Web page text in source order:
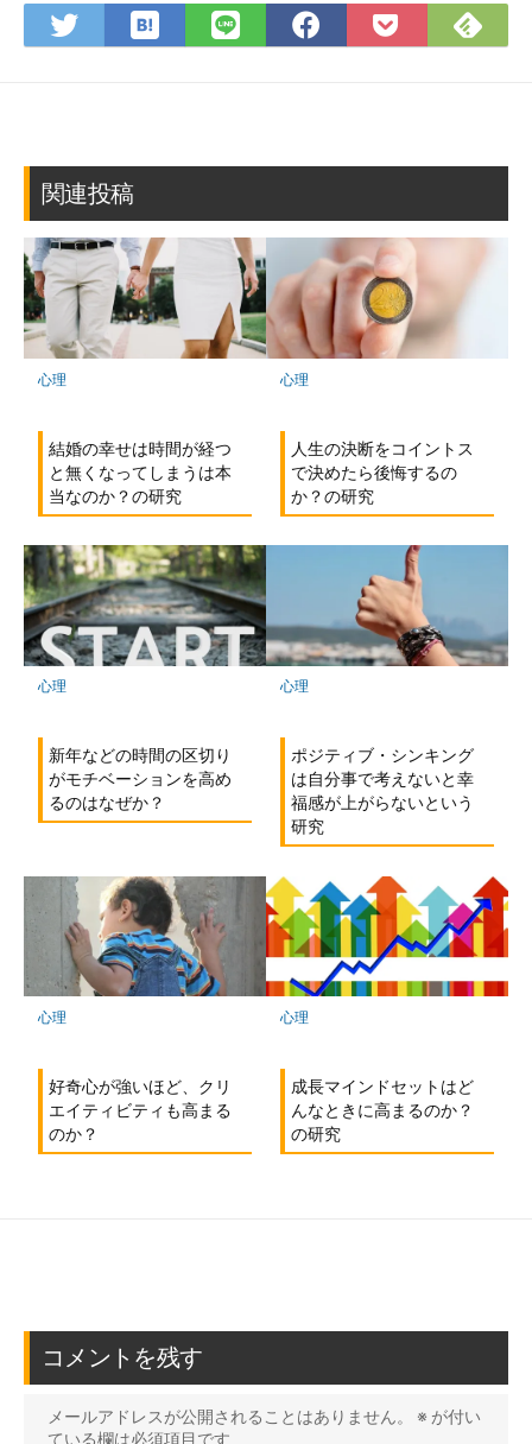
Twitter
で
は
て
ク
ー
ク
に
保
存
LINE
で
Facebook
で
Pocket
に
で
関連投稿
心理
結婚の幸せは時間が経つ
と無くなってしまうは本
当なのか？の研究
心理
人生の決断をコイントス
で決めたら後悔するの
か？の研究
心理
新年などの時間の区切り
がモチベーションを高め
るのはなぜか？
心理
ポジティブ・シンキング
は自分事で考えないと幸
福感が上がらないという
研究
心理
好奇心が強いほど、クリ
エイティビティも高まる
のか？
心理
成長マインドセットはど
んなときに高まるのか？
の研究
コメントを残す
メールアドレスが公開されることはありません。 ※ が付い
ている欄は必須項目です